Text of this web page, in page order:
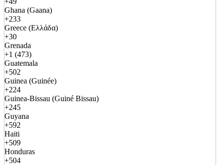
Ghana (Gaana)
+233
Greece (Ελλάδα)
+30
Grenada
+1 (473)
Guatemala
+502
Guinea (Guinée)
+224
Guinea-Bissau (Guiné Bissau)
+245
Guyana
+592
Haiti
+509
Honduras
+504